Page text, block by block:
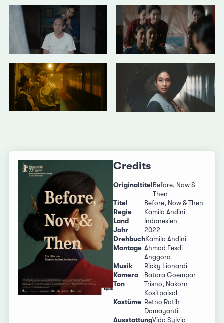
Credits
Originaltitel Before, Now &
Then
Titel
Before, Now & Then
Regie
Kamila Andini
Land
Indonesien
Jahr
2022
DrehbuchKamila Andini
Montage Ahmad Fesdi
Anggoro
Musik
Ricky Lionardi
Kamera
Batara Goempar
Ton
Trisno, Nakorn
Kositpaisal
Kostüme Retno Ratih
Damayanti
AusstattungVida Sylvia